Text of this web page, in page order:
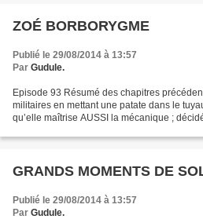
ZOÉ BORBORYGME
Publié le 29/08/2014 à 13:57
Par Gudule.
Episode 93 Résumé des chapitres
militaires en mettant une patate dans le
qu’elle maîtrise AUSSI la mécanique ;
GRANDS MOMENTS DE
Publié le 29/08/2014 à 13:57
Par Gudule.